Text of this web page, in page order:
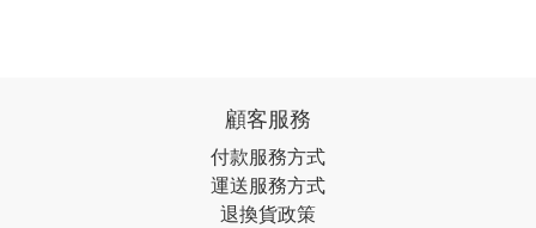
顧客服務
付款服務方式
運送服務方式
退換貨政策